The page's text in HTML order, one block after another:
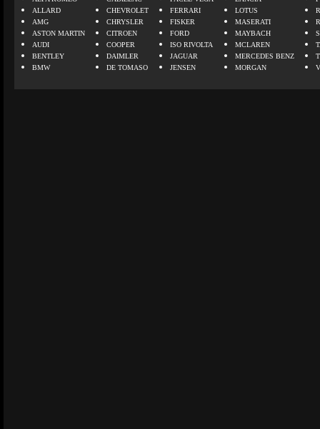
ALLARD
AMG
ASTON MARTIN
AUDI
BENTLEY
BMW
CHEVROLET
CHRYSLER
CITROEN
COOPER
DAIMLER
DE TOMASO
FERRARI
FISKER
FORD
ISO RIVOLTA
JAGUAR
JENSEN
LOTUS
MASERATI
MAYBACH
MCLAREN
MERCEDES BENZ
MORGAN